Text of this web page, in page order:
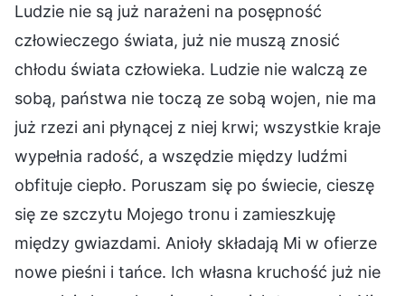
Ludzie nie są już narażeni na posępność
człowieczego świata, już nie muszą znosić
chłodu świata człowieka. Ludzie nie walczą ze
sobą, państwa nie toczą ze sobą wojen, nie ma
już rzezi ani płynącej z niej krwi; wszystkie kraje
wypełnia radość, a wszędzie między ludźmi
obfituje ciepło. Poruszam się po świecie, cieszę
się ze szczytu Mojego tronu i zamieszkuję
między gwiazdami. Anioły składają Mi w ofierze
nowe pieśni i tańce. Ich własna kruchość już nie